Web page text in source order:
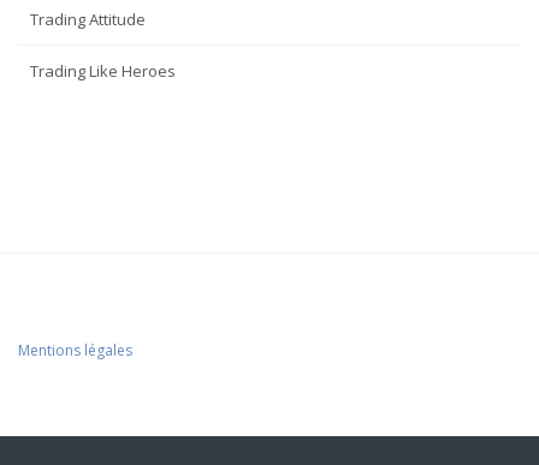
Trading Attitude
Trading Like Heroes
Mentions légales